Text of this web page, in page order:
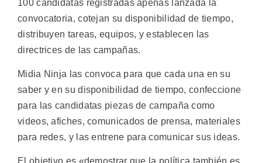
100 candidatas registradas apenas lanzada la
convocatoria, cotejan su disponibilidad de tiempo,
distribuyen tareas, equipos, y establecen las
directrices de las campañas.
Midia Ninja las convoca para que cada una en su
saber y en su disponibilidad de tiempo, confeccione
para las candidatas piezas de campaña como
videos, afiches, comunicados de prensa, materiales
para redes, y las entrene para comunicar sus ideas.